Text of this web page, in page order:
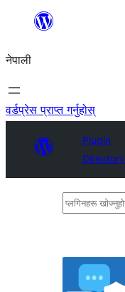
सामग्रीमा
नेपाली
वर्डप्रेस प्राप्त गर्नुहोस्
Plugin
Directory
प्लगिनहरू